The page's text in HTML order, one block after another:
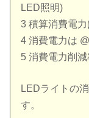
LED照明)
3 積算消費電
4 消費電力は
5 消費電力削
LEDライトの
す。